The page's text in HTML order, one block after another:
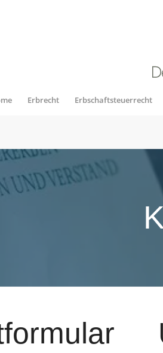
Erbrecht Erbschaftsteuerrecht